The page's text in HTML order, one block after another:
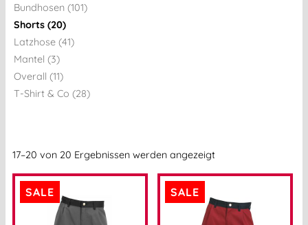
Bundhosen (101)
Shorts (20)
Latzhose (41)
Mantel (3)
Overall (11)
T-Shirt & Co (28)
17–20 von 20 Ergebnissen werden angezeigt
SALE SALE